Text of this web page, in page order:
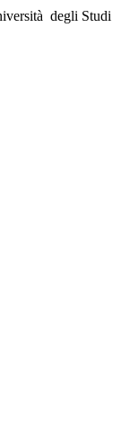
degli Studi